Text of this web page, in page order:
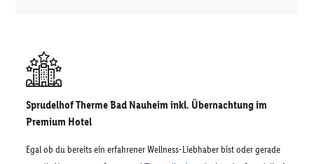
Sprudelhof Therme Bad Nauheim inkl. Übernachtung im
Premium Hotel
Egal ob du bereits ein erfahrener Wellness-Liebhaber bist oder gerade